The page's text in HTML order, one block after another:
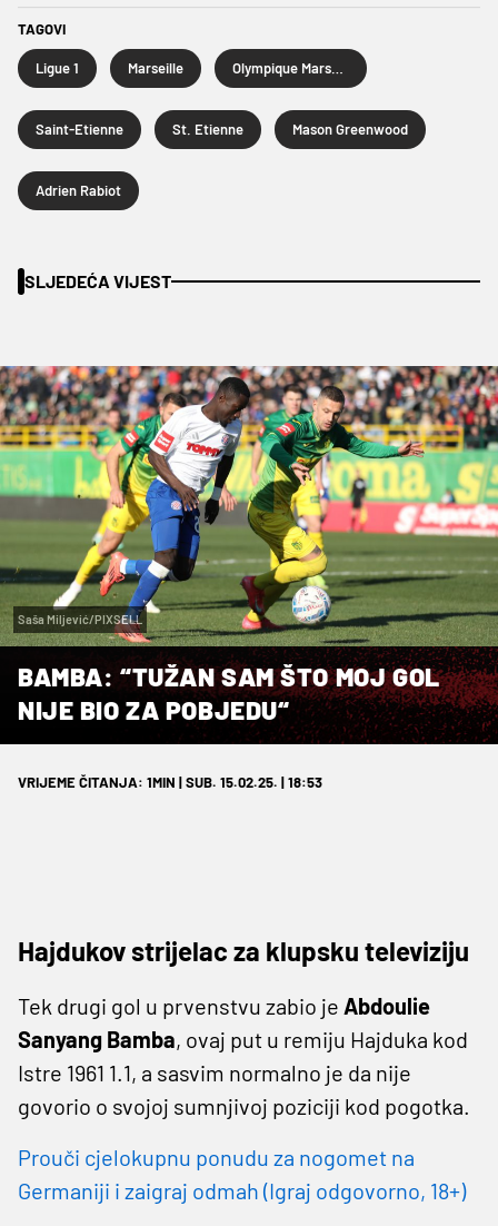
TAGOVI
Ligue 1 Marseille
Saint-Etienne St. Etienne Mason Greenwood
Adrien Rabiot
SLJEDEĆA VIJEST
Saša Miljević/PIXSELL
BAMBA: “TUŽAN SAM ŠTO MOJ GOL
NIJE BIO ZA POBJEDU“
VRIJEME ČITANJA: 1MIN | SUB. 15.02.25. | 18:53
Hajdukov strijelac za klupsku televiziju
Tek drugi gol u prvenstvu zabio je Abdoulie
Sanyang Bamba, ovaj put u remiju Hajduka kod
Istre 1961 1.1, a sasvim normalno je da nije
govorio o svojoj sumnjivoj poziciji kod pogotka.
Prouči cjelokupnu ponudu za nogomet na
Germaniji i zaigraj odmah (Igraj odgovorno, 18+)